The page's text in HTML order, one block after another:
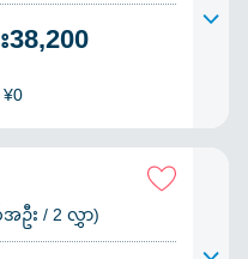
ဦး / 2 လွှာ)